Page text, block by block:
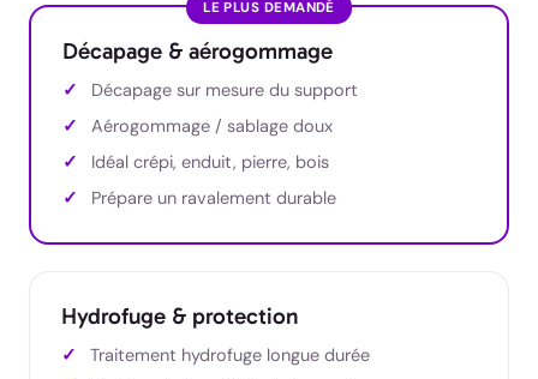
LE PLUS DEMANDÉ
Décapage & aérogommage
Décapage sur mesure du support
Aérogommage / sablage doux
Idéal crépi, enduit, pierre, bois
Prépare un ravalement durable
Hydrofuge & protection
Traitement hydrofuge longue durée